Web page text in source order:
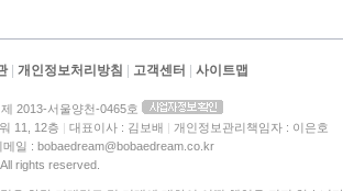
개인정보처리방침 고객센터 사이트맵
2013-서울양천-0465호
11, 12층 | 대표이사 : 김보배 | 개인정보관리책임자 : 이은호
메일 : bobaedream@bobaedream.co.kr
rights reserved.